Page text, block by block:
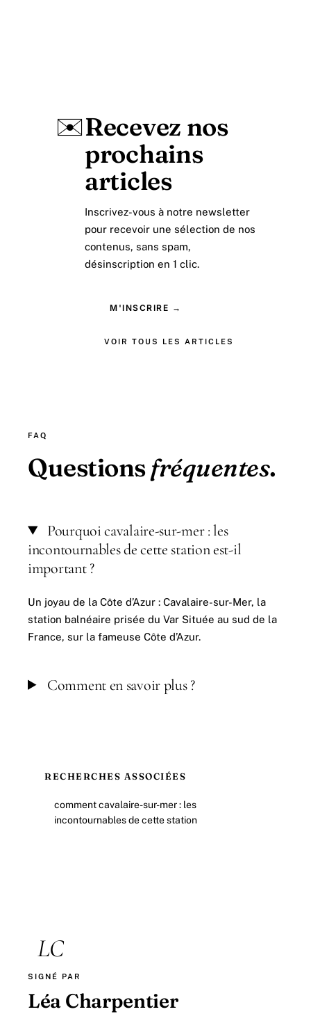
✉️Recevez nos
prochains
articles
Inscrivez-vous à notre newsletter
pour recevoir une sélection de nos
contenus, sans spam,
désinscription en 1 clic.
M'INSCRIRE →
VOIR TOUS LES ARTICLES
FAQ
Questionsfréquentes.
Pourquoi cavalaire-sur-mer : les
incontournables de cette station est-il
important ?
Un joyau de la Côte d’Azur : Cavalaire-sur-Mer, la
station balnéaire prisée du Var Située au sud de la
France, sur la fameuse Côte d’Azur.
Comment en savoir plus ?
RECHERCHES ASSOCIÉES
comment cavalaire-sur-mer : les
incontournables de cette station
LC
SIGNÉ PAR
Léa Charpentier